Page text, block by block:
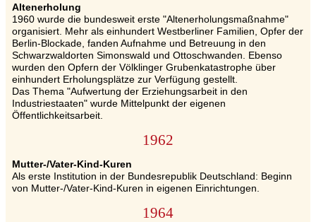
Altenerholung
1960 wurde die bundesweit erste "Altenerholungsmaßnahme"
organisiert. Mehr als einhundert Westberliner Familien, Opfer der
Berlin-Blockade, fanden Aufnahme und Betreuung in den
Schwarzwaldorten Simonswald und Ottoschwanden. Ebenso
wurden den Opfern der Völklinger Grubenkatastrophe über
einhundert Erholungsplätze zur Verfügung gestellt.
Das Thema "Aufwertung der Erziehungsarbeit in den
Industriestaaten" wurde Mittelpunkt der eigenen
Öffentlichkeitsarbeit.
1962
Mutter-/Vater-Kind-Kuren
Als erste Institution in der Bundesrepublik Deutschland: Beginn
von Mutter-/Vater-Kind-Kuren in eigenen Einrichtungen.
1964